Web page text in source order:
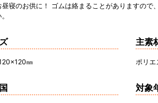
昼寝のお供に！ ゴムは絡まることがありますので
㎜
主素
ポリ
対象